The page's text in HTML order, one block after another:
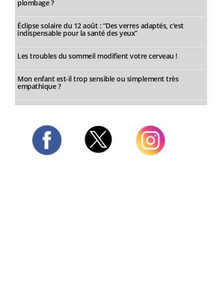
plombage ?
Éclipse solaire du 12 août : “Des verres adaptés, c'est
indispensable pour la santé des yeux”
Les troubles du sommeil modifient votre cerveau !
Mon enfant est-il trop sensible ou simplement très
empathique ?